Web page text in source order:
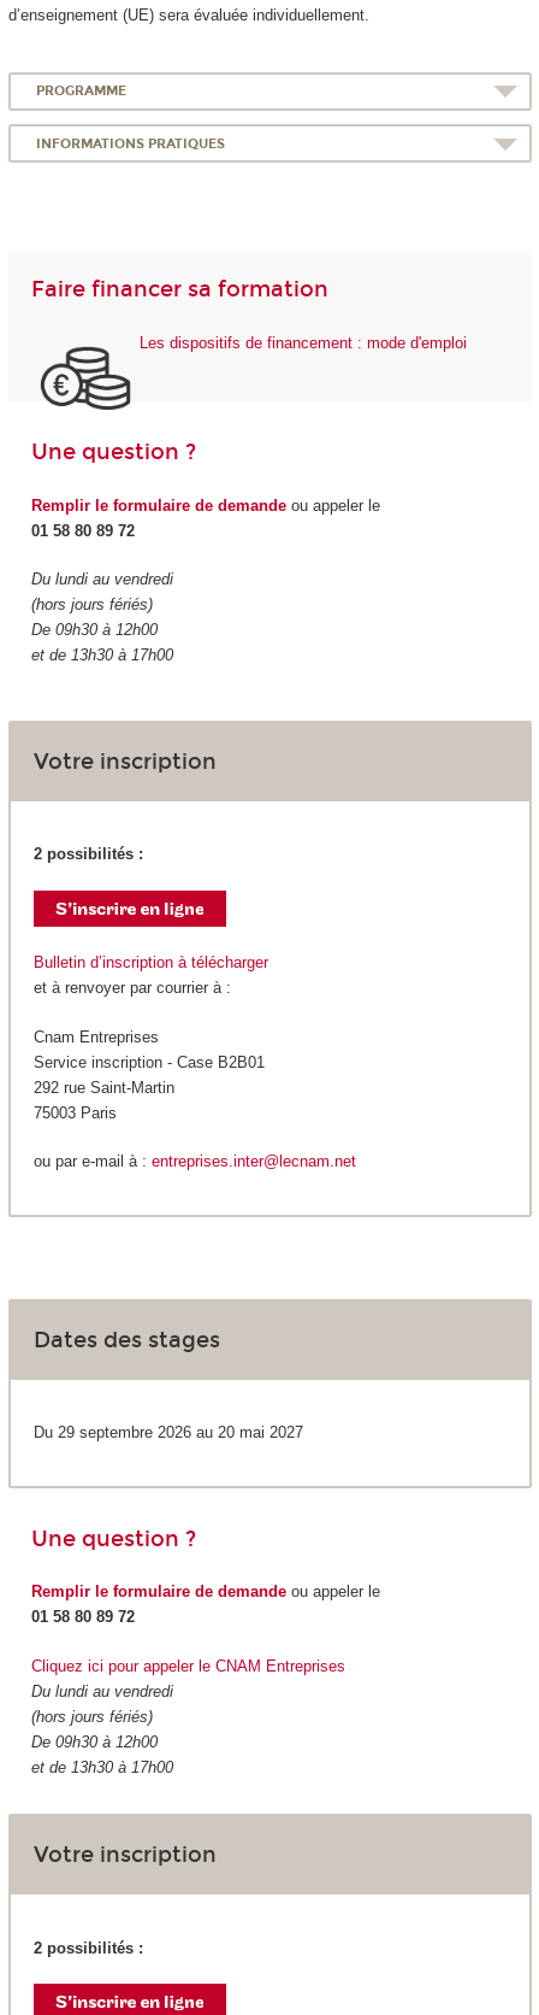
d’enseignement (UE) sera évaluée individuellement.
PROGRAMME
INFORMATIONS PRATIQUES
Faire financer sa formation
Les dispositifs de financement : mode d'emploi
Une question ?
Remplir le formulaire de demandeou appeler le
01 58 80 89 72
Du lundi au vendredi
(hors jours fériés)
De 09h30 à 12h00
et de 13h30 à 17h00
Votre inscription
2 possibilités :
Bulletin d’inscription à télécharger
et à renvoyer par courrier à :
Cnam Entreprises
Service inscription - Case B2B01
292 rue Saint-Martin
75003 Paris
ou par e-mail à : entreprises.inter@lecnam.net
Dates des stages
Du 29 septembre 2026 au 20 mai 2027
Une question ?
Remplir le formulaire de demandeou appeler le
01 58 80 89 72
Cliquez ici pour appeler le CNAM Entreprises
Du lundi au vendredi
(hors jours fériés)
De 09h30 à 12h00
et de 13h30 à 17h00
Votre inscription
2 possibilités :